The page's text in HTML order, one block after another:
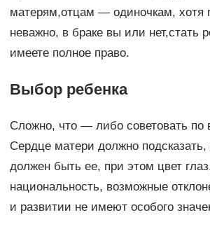
матерям,отцам — одиночкам, хотя
неважно, в браке вы или нет,стать
имеете полное право.
Выбор ребенка
Сложно, что — либо советовать
Сердце матери должно подсказать,
должен быть ее, при этом цвет
национальность, возможные
и развитии не имеют особого